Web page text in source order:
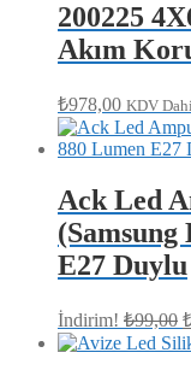
200225
Akım
₺978,00 KDV
Ack Led
E27 Duylu
İndirim! ₺99,00